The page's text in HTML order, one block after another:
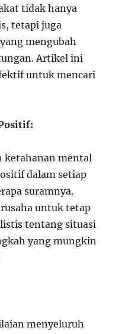
tidak hanya
tetapi juga
mengubah
Artikel ini
untuk mencari
ketahanan mental
dalam setiap
suramnya.
untuk tetap
tentang situasi
yang mungkin
menyeluruh